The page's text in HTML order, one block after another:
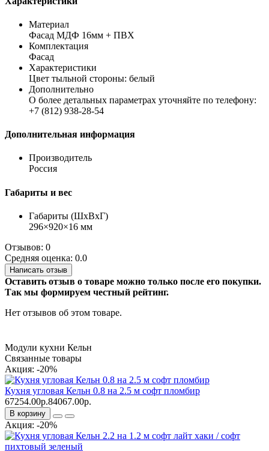
Материал
Фасад МДФ 16мм + ПВХ
Комплектация
Фасад
Характеристики
Цвет тыльной стороны: белый
Дополнительно
О более детальных параметрах уточняйте по телефону:
+7 (812) 938-28-54
Дополнительная информация
Производитель
Россия
Габариты и вес
Габариты (ШхВхГ)
296×920×16 мм
Отзывов: 0
Средняя оценка: 0.0
Написать отзыв
Оставить отзыв о товаре можно только после его покупки.
Так мы формируем честный рейтинг.
Нет отзывов об этом товаре.
Модули кухни Кельн
Связанные товары
Акция: -20%
Кухня угловая Кельн 0.8 на 2.5 м софт пломбир
67254.00р.84067.00р.
В корзину
Акция: -20%